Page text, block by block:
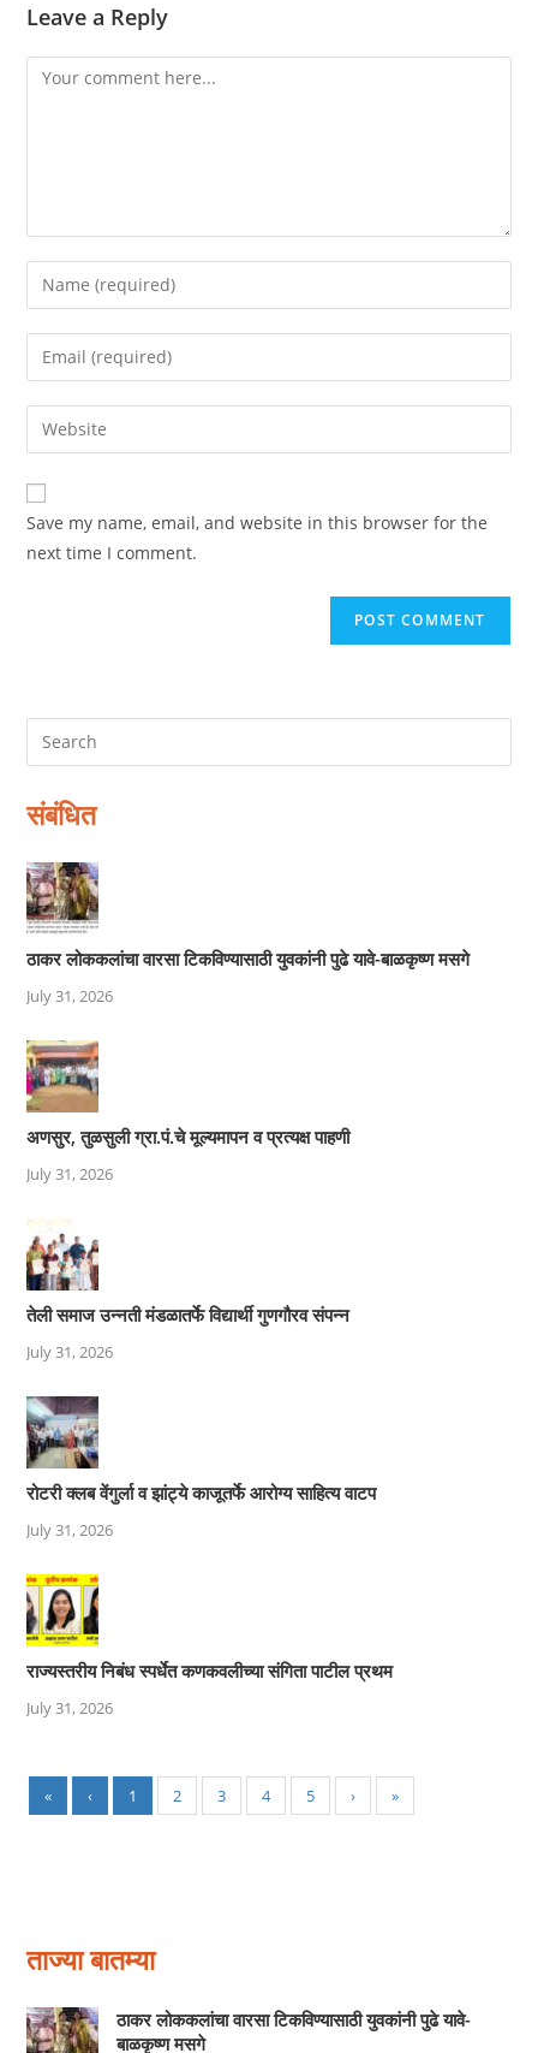
Leave a Reply
Comment
Enter
your
name
comment
Enter
your
email
address
comment
Enter
your
website
URL
(optional)
Save my name, email, and website in this browser for the
next time I comment.
संबंधित
ठाकर लोककलांचा वारसा टिकविण्यासाठी युवकांनी पुढे यावे-बाळकृष्ण मसगे
July 31, 2026
अणसुर, तुळसुली ग्रा.पं.चे मूल्यमापन व प्रत्यक्ष पाहणी
July 31, 2026
तेली समाज उन्नती मंडळातर्फे विद्यार्थी गुणगौरव संपन्न
July 31, 2026
रोटरी क्लब वेंगुर्ला व झांट्ये काजूतर्फे आरोग्य साहित्य वाटप
July 31, 2026
राज्यस्तरीय निबंध स्पर्धेत कणकवलीच्या संगिता पाटील प्रथम
July 31, 2026
« ‹ 1 2 3 4 5 › »
ताज्या बातम्या
ठाकर लोककलांचा वारसा टिकविण्यासाठी युवकांनी पुढे यावे-
बाळकृष्ण मसगे